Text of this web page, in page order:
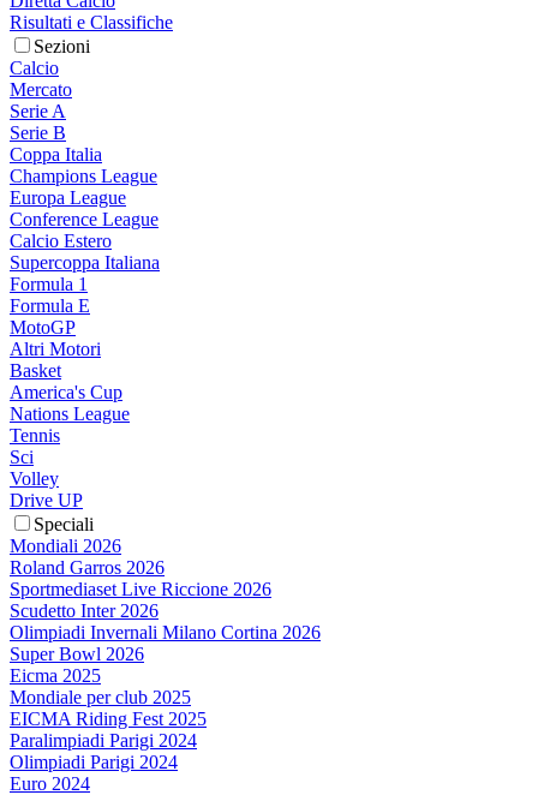
Risultati e Classifiche
Sezioni
Calcio
Mercato
Serie A
Serie B
Coppa Italia
Champions League
Europa League
Conference League
Calcio Estero
Supercoppa Italiana
Formula 1
Formula E
MotoGP
Altri Motori
Basket
America's Cup
Nations League
Tennis
Sci
Volley
Drive UP
Speciali
Mondiali 2026
Roland Garros 2026
Sportmediaset Live Riccione 2026
Scudetto Inter 2026
Olimpiadi Invernali Milano Cortina 2026
Super Bowl 2026
Eicma 2025
Mondiale per club 2025
EICMA Riding Fest 2025
Paralimpiadi Parigi 2024
Olimpiadi Parigi 2024
Euro 2024